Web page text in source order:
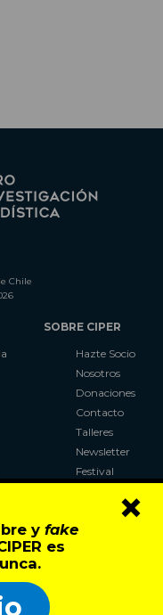
y fake
es
×
Chile
SOBRE CIPER
Hazte Socio
Nosotros
Donaciones
Contacto
Talleres
Newsletter
Festival